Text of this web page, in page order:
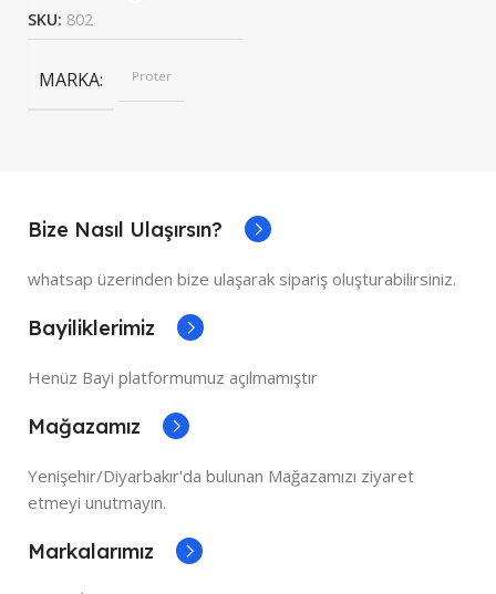
SKU: 802
MARKA Proter
Bize Nasıl Ulaşırsın?
whatsap üzerinden bize ulaşarak sipariş oluşturabilirsiniz.
Bayiliklerimiz
Henüz Bayi platformumuz açılmamıştır
Mağazamız
Yenişehir/Diyarbakır'da bulunan Mağazamızı ziyaret
etmeyi unutmayın.
Markalarımız